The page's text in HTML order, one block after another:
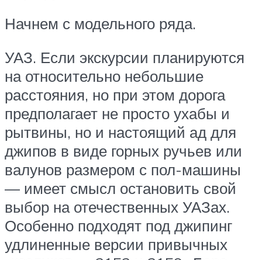
Начнем с модельного ряда.
УАЗ. Если экскурсии планируются
на относительно небольшие
расстояния, но при этом дорога
предполагает не просто ухабы и
рытвины, но и настоящий ад для
джипов в виде горных ручьев или
валунов размером с пол-машины
— имеет смысл остановить свой
выбор на отечественных УАЗах.
Особенно подходят под джипинг
удлиненные версии привычных